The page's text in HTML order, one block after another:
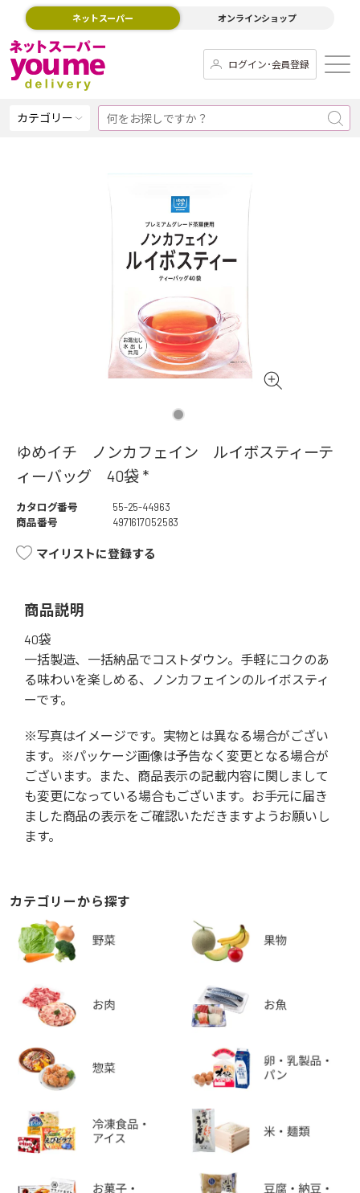
ネットスーパー オンラインショップ
ログイン･会員登録
カテゴリー
ゆめイチ ノンカフェイン ルイボスティーテ
ィーバッグ 40袋 *
カタログ番号
55-25-44963
商品番号
4971617052583
マイリストに登録する
商品説明
40袋
一括製造、一括納品でコストダウン。手軽にコクのあ
る味わいを楽しめる、ノンカフェインのルイボスティ
ーです。
※写真はイメージです。実物とは異なる場合がござい
ます。※パッケージ画像は予告なく変更となる場合が
ございます。また、商品表示の記載内容に関しまして
も変更になっている場合もございます。お手元に届き
ました商品の表示をご確認いただきますようお願いし
ます。
カテゴリーから探す